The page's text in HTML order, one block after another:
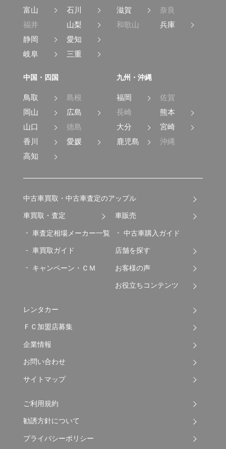
富山
石川
福井
山梨
静岡
愛知
岐阜
三重
滋賀
奈良
和歌山
兵庫
中国・四国
鳥取
島根
岡山
広島
山口
徳島
香川
愛媛
高知
九州・沖縄
福岡
佐賀
長崎
熊本
大分
宮崎
鹿児島
沖縄
中古車買取・中古車査定のアップル
車買取・査定
車査定相場メーカー一覧
車買取ガイド
キャンペーン・ＣＭ
車販売
中古車購入ガイド
店舗を探す
お客様の声
お役立ちコンテンツ
レンタカー
ＦＣ加盟店募集
企業情報
お問い合わせ
サイトマップ
ご利用規約
勧誘方針について
プライバシーポリシー